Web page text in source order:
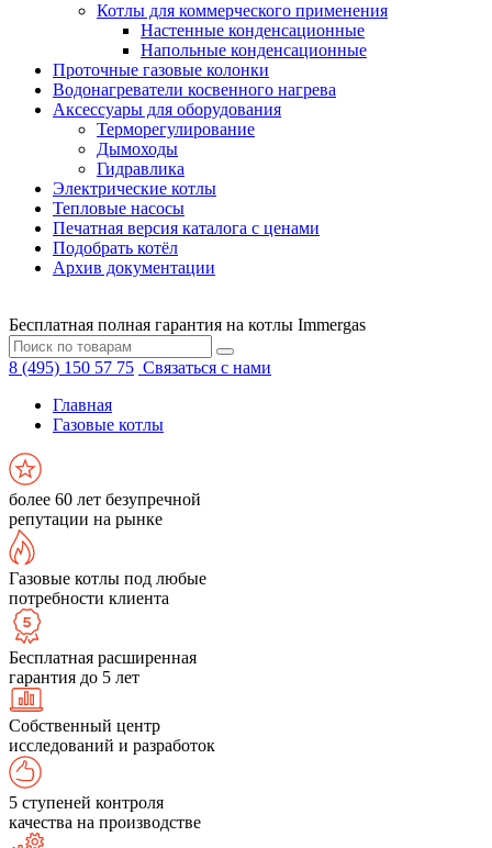
Котлы для коммерческого применения
Настенные конденсационные
Напольные конденсационные
Проточные газовые колонки
Водонагреватели косвенного нагрева
Аксессуары для оборудования
Терморегулирование
Дымоходы
Гидравлика
Электрические котлы
Тепловые насосы
Печатная версия каталога с ценами
Подобрать котёл
Архив документации
Бесплатная полная гарантия на котлы Immergas
8 (495) 150 57 75 Связаться с нами
Главная
Газовые котлы
более 60 лет безупречной
репутации на рынке
Газовые котлы под любые
потребности клиента
Бесплатная расширенная
гарантия до 5 лет
Собственный центр
исследований и разработок
5 ступеней контроля
качества на производстве